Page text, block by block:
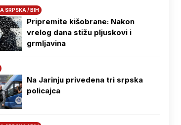
SRPSKA / BIH
Pripremite kišobrane: Nakon
vrelog dana stižu pljuskovi i
grmljavina
Na Јarinju privedena tri srpska
policajca